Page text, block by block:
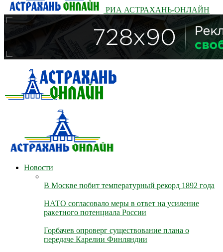
РИА АСТРАХАНЬ-ОНЛАЙН
Новости
В Москве побит температурный рекорд 1892 года
НАТО согласовало меры в ответ на усиление
ракетного потенциала России
Горбачев опроверг существование плана о
передаче Карелии Финляндии